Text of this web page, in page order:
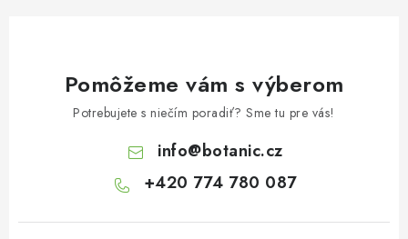
Pomôžeme vám s výberom
Potrebujete s niečím poradiť? Sme tu pre vás!
info@botanic.cz
+420 774 780 087